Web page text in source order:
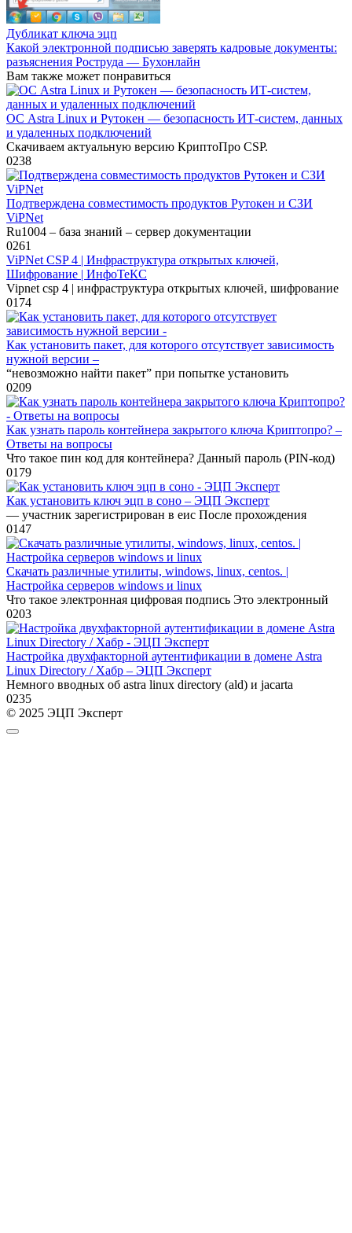
Дубликат ключа эцп
Какой электронной подписью заверять кадровые документы:
разъяснения Роструда — Бухонлайн
Вам также может понравиться
ОС Astra Linux и Рутокен — безопасность ИТ-систем, данных
и удаленных подключений
Скачиваем актуальную версию КриптоПро CSP.
0238
Подтверждена совместимость продуктов Рутокен и СЗИ
ViPNet
Ru1004 – база знаний – сервер документации
0261
ViPNet CSP 4 | Инфраструктура открытых ключей,
Шифрование | ИнфоТеКС
Vipnet csp 4 | инфраструктура открытых ключей, шифрование
0174
Как установить пакет, для которого отсутствует зависимость
нужной версии –
“невозможно найти пакет” при попытке установить
0209
Как узнать пароль контейнера закрытого ключа Криптопро? –
Ответы на вопросы
Что такое пин код для контейнера? Данный пароль (PIN-код)
0179
Как установить ключ эцп в соно – ЭЦП Эксперт
— участник зарегистрирован в еис После прохождения
0147
Скачать различные утилиты, windows, linux, centos. |
Настройка серверов windows и linux
Что такое электронная цифровая подпись Это электронный
0203
Настройка двухфакторной аутентификации в домене Astra
Linux Directory / Хабр – ЭЦП Эксперт
Немного вводных об astra linux directory (ald) и jacarta
0235
© 2025 ЭЦП Эксперт